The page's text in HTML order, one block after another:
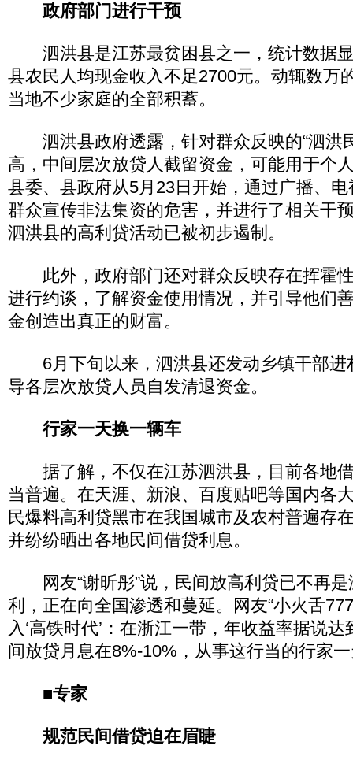
政府部门进行干预
泗洪县是江苏最贫困县之一，统计数据
县农民人均现金收入不足2700元。动辄数万
当地不少家庭的全部积蓄。
泗洪县政府透露，针对群众反映的“泗洪
高，中间层次放贷人截留资金，可能用于个
县委、县政府从5月23日开始，通过广播、
群众宣传非法集资的危害，并进行了相关干
泗洪县的高利贷活动已被初步遏制。
此外，政府部门还对群众反映存在挥霍
进行约谈，了解资金使用情况，并引导他们
金创造出真正的财富。
6月下旬以来，泗洪县还发动乡镇干部进
导各层次放贷人员自发清退资金。
行家一天换一辆车
据了解，不仅在江苏泗洪县，目前各地
当普遍。在天涯、新浪、百度贴吧等国内各
民爆料高利贷黑市在我国城市及农村普遍存
并纷纷晒出各地民间借贷利息。
网友“谢昕彤”说，民间放高利贷已不再是
利，正在向全国渗透和蔓延。网友“小火舌
入‘高铁时代’：在浙江一带，年收益率据说
间放贷月息在8%-10%，从事这行当的行家
■专家
规范民间借贷迫在眉睫